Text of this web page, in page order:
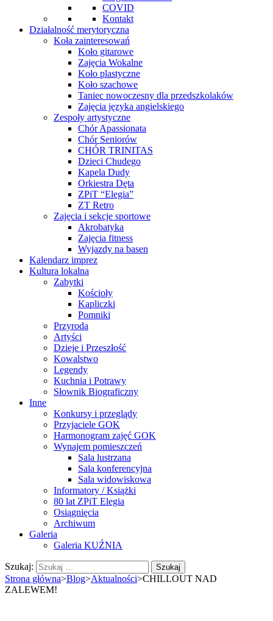
COVID
Kontakt
Działalność merytoryczna
Koła zainteresowań
Koło gitarowe
Zajęcia Wokalne
Koło plastyczne
Koło szachowe
Taniec nowoczesny dla przedszkolaków
Zajęcia języka angielskiego
Zespoły artystyczne
Chór Apassionata
Chór Seniorów
CHÓR TRINITAS
Dzieci Chudego
Kapela Dudy
Orkiestra Dęta
ZPiT “Elegia”
ZT Retro
Zajęcia i sekcje sportowe
Akrobatyka
Zajęcia fitness
Wyjazdy na basen
Kalendarz imprez
Kultura lokalna
Zabytki
Kościoły
Kapliczki
Pomniki
Przyroda
Artyści
Dzieje i Przeszłość
Kowalstwo
Legendy
Kuchnia i Potrawy
Słownik Biograficzny
Inne
Konkursy i przeglądy
Przyjaciele GOK
Harmonogram zajęć GOK
Wynajem pomieszczeń
Sala lustrzana
Sala konferencyjna
Sala widowiskowa
Informatory / Książki
80 lat ZPiT Elegia
Osiągnięcia
Archiwum
Galeria
Galeria KUŹNIA
Szukaj:
Strona główna>Blog>Aktualności>CHILLOUT NAD
ZALEWEM!